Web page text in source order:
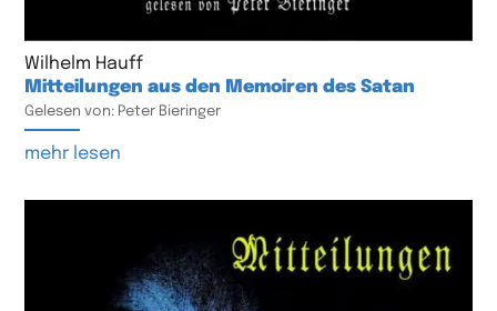
Wilhelm Hauff
Mitteilungen aus den Memoiren des Satan
Gelesen von: Peter Bieringer
mehr lesen